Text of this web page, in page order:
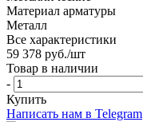
Материал арматуры
Металл
Все характеристики
59 378 руб./шт
Товар в наличии
-
Купить
Написать нам в Telegram